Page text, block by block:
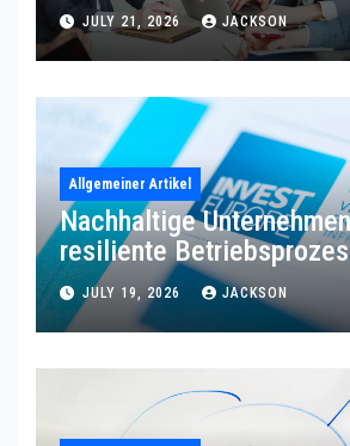
JULY 21, 2026 JACKSON
Allgemeiner Artikel
Nachhaltige
resiliente
JULY 19, 2026 JACKSON